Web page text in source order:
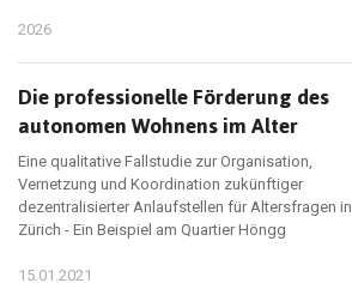
2026
Die professionelle Förderung des
autonomen Wohnens im Alter
Eine qualitative Fallstudie zur Organisation,
Vernetzung und Koordination zukünftiger
dezentralisierter Anlaufstellen für Altersfragen in
Zürich - Ein Beispiel am Quartier Höngg
15.01.2021